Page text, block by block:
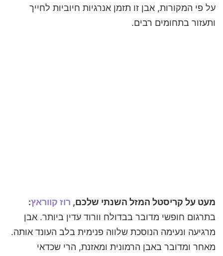
על פי המקורות, אבן זו תזמן אנרגיות חיוביות לחייך
ותעזור בתחומים רבים.
מעט על קריסטל המזל השנתי שלכם, רוז קווראץ:
בתרגום חופשי מדובר בבדולח וורוד עדין ביותר. אבן
מרגיעה ונעימה הנוסכת שלווה פנימית בלב העונד אותה.
מאחר ומדובר באבן הרמונית ומאזנת, הרי שכדאי